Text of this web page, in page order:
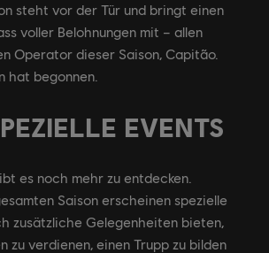
steht vor der Tür und bringt einen
voller Belohnungen mit – allen
Operator dieser Saison, Capitão.
hat begonnen.
EVENTS
es noch mehr zu entdecken.
Saison erscheinen spezielle
zusätzliche Gelegenheiten bieten,
zu verdienen, einen Trupp zu bilden